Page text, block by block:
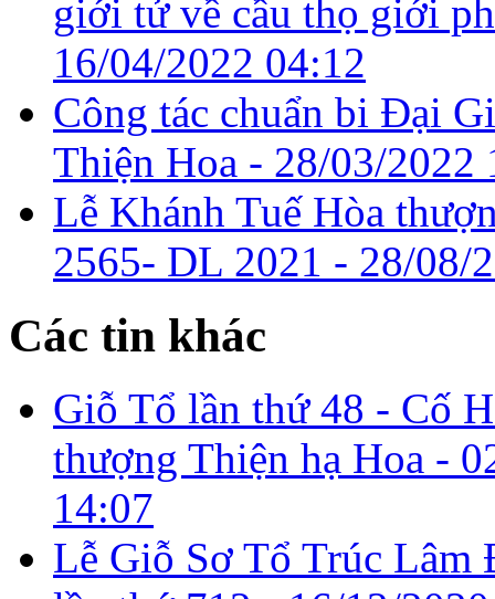
giới tử về cầu thọ giới
16/04/2022 04:12
Công tác chuẩn bi Đại
Thiện Hoa - 28/03/2022
Lễ Khánh Tuế Hòa
2565- DL 2021 - 28/08/
Các tin khác
Giỗ Tổ lần thứ 48 - Cố
thượng Thiện hạ Hoa -
14:07
Lễ Giỗ Sơ Tổ Trúc